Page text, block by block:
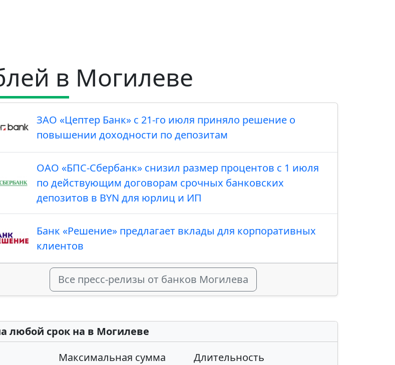
в Могилеве
ЗАО «Цептер Банк» с 21-го июля приняло решение о
повышении доходности по депозитам
ОАО «БПС-Сбербанк» снизил размер процентов с 1 июля
по действующим договорам срочных банковских
депозитов в BYN для юрлиц и ИП
Банк «Решение» предлагает вклады для корпоративных
клиентов
Все пресс-релизы от банков Могилева
любой срок на в Могилеве
Максимальная сумма Длительность